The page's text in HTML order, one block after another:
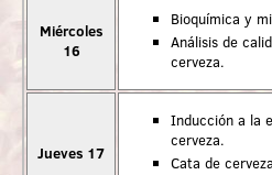
Miércoles
16
Bioquímica y
Análisis de
cerveza.
Jueves 17
Inducción a la
cerveza.
Cata de